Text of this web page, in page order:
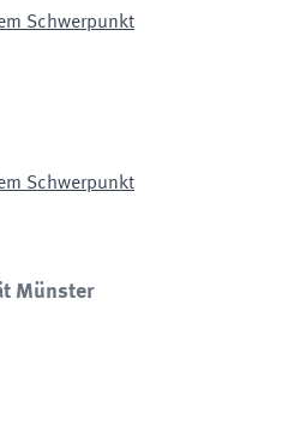
Schwerpunkt
Schwerpunkt
Münster